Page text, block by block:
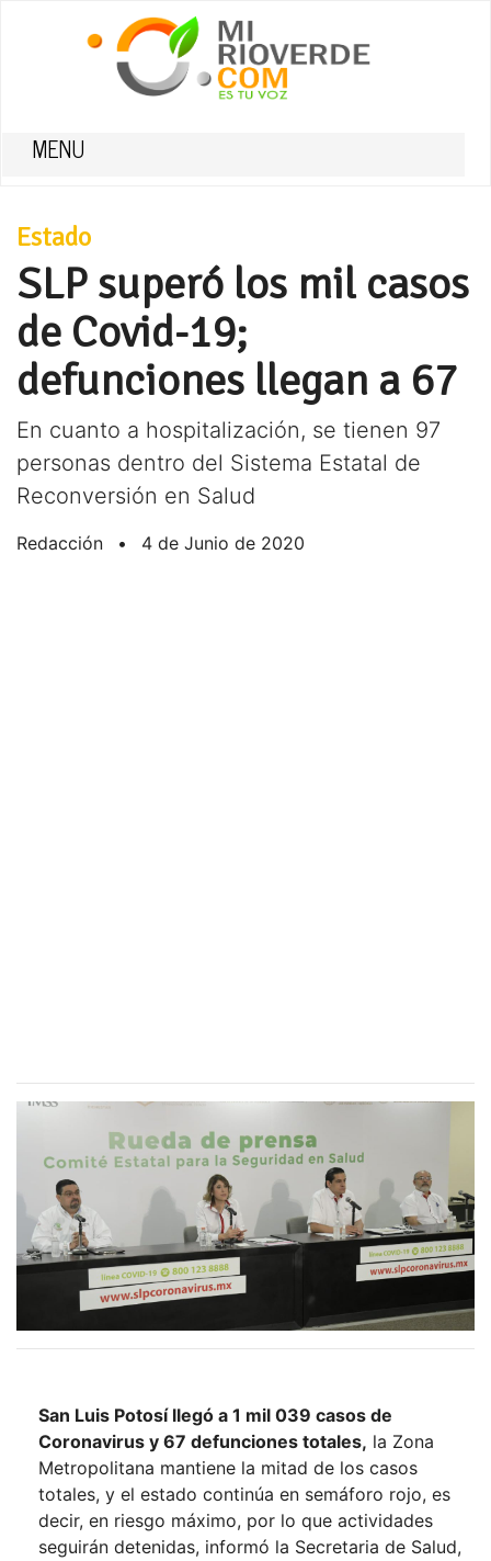
MENU
Estado
SLP superó los mil casos
de Covid-19;
defunciones llegan a 67
En cuanto a hospitalización, se tienen 97
personas dentro del Sistema Estatal de
Reconversión en Salud
Redacción • 4 de Junio de 2020
San Luis Potosí llegó a 1 mil 039 casos de
Coronavirus y 67 defunciones totales, la Zona
Metropolitana mantiene la mitad de los casos
totales, y el estado continúa en semáforo rojo, es
decir, en riesgo máximo, por lo que actividades
seguirán detenidas, informó la Secretaria de Salud,